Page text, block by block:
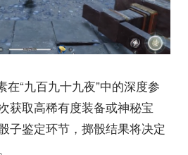
在“九百九十九夜”中的深度参
获取高稀有度装备或神秘宝
子鉴定环节，掷骰结果将决定